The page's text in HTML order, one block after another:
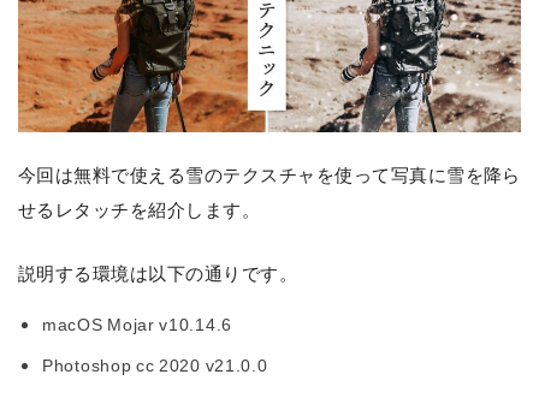
今回は無料で使える雪のテクスチャを使って写真に雪を降ら
せるレタッチを紹介します。
説明する環境は以下の通りです。
macOS Mojar v10.14.6
Photoshop cc 2020 v21.0.0